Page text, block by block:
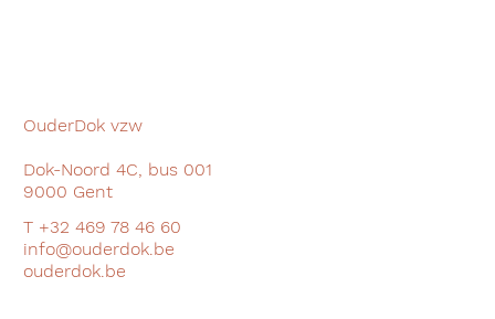
OuderDok vzw
Dok-Noord 4C, bus 001
9000 Gent
T +32 469 78 46 60
info@ouderdok.be
ouderdok.be